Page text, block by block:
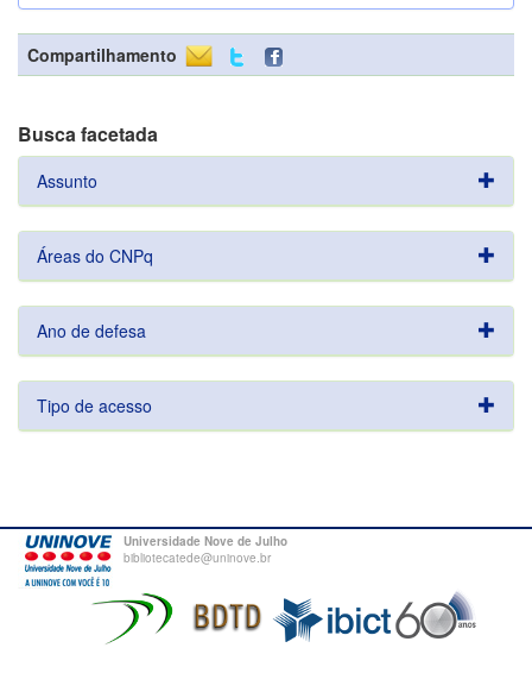
Compartilhamento
Busca facetada
Assunto
Áreas do CNPq
Ano de defesa
Tipo de acesso
Universidade Nove de Julho
bibliotecatede@uninove.br